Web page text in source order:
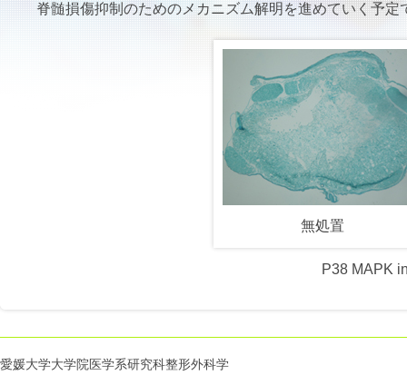
脊髄損傷抑制のためのメカニズム解明を進めていく予定
無処置
P38 MAPK
愛媛大学大学院医学系研究科整形外科学